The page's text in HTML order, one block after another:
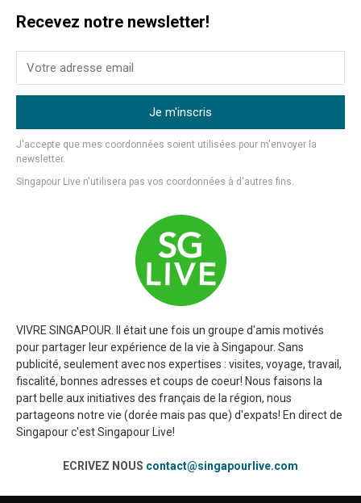
Recevez notre newsletter!
Je m'inscris
J'accepte que mes coordonnées soient utilisées pour m'envoyer la
newsletter.
Singapour Live n'utilisera pas vos coordonnées à d'autres fins.
VIVRE SINGAPOUR. Il était une fois un groupe d'amis motivés
pour partager leur expérience de la vie à Singapour. Sans
publicité, seulement avec nos expertises : visites, voyage, travail,
fiscalité, bonnes adresses et coups de coeur! Nous faisons la
part belle aux initiatives des français de la région, nous
partageons notre vie (dorée mais pas que) d'expats! En direct de
Singapour c'est Singapour Live!
ECRIVEZ NOUS contact@singapourlive.com